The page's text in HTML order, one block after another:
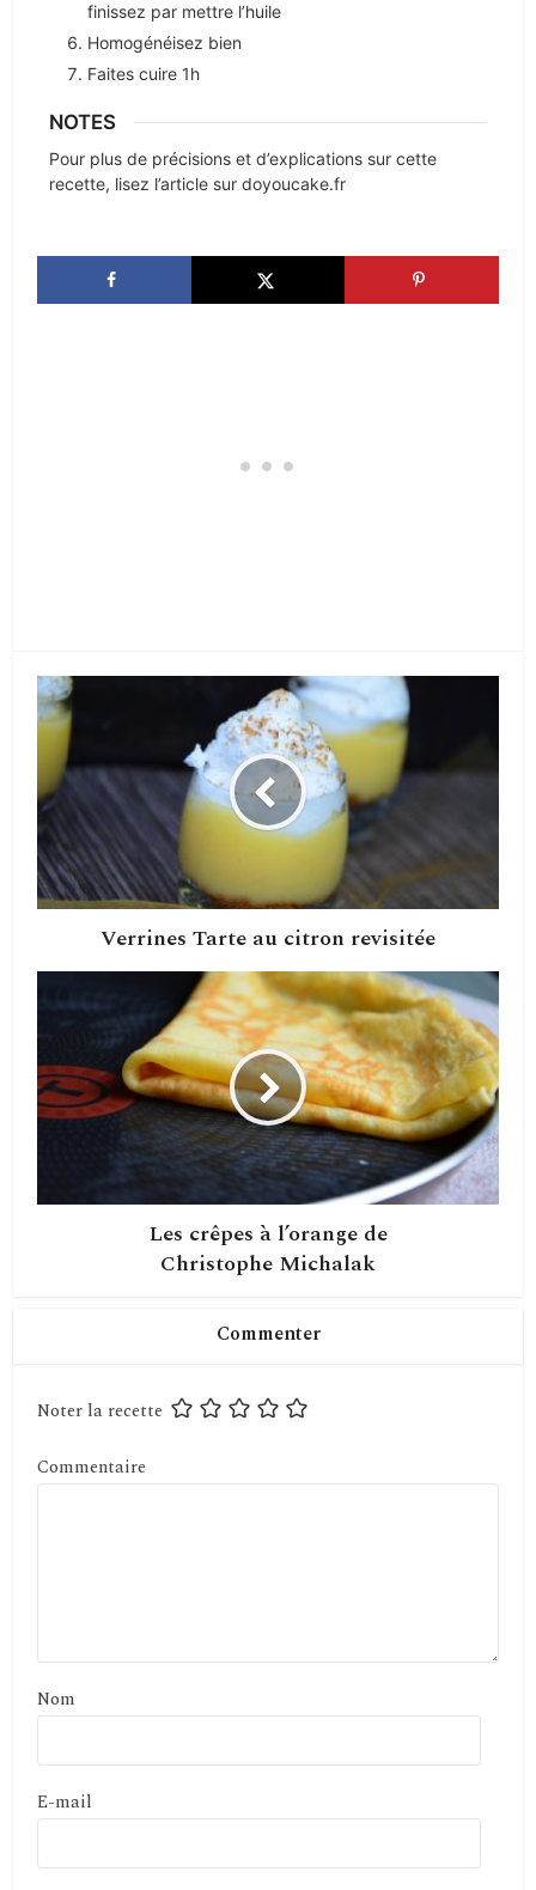
finissez par mettre l’huile
Homogénéisez bien
Faites cuire 1h
NOTES
Pour plus de précisions et d’explications sur cette
recette, lisez l’article sur doyoucake.fr
Verrines Tarte au citron revisitée
Les crêpes à l’orange de
Christophe Michalak
Commenter
Noter la recette
Commentaire
Nom
E-mail